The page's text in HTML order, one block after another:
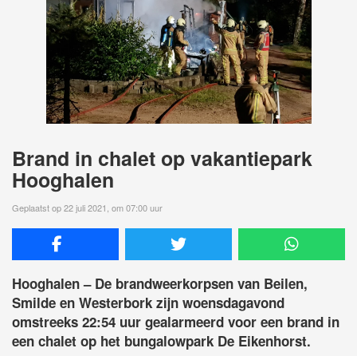
Brand in chalet op vakantiepark
Hooghalen
Geplaatst op 22 juli 2021, om 07:00 uur
Hooghalen – De brandweerkorpsen van Beilen,
Smilde en Westerbork zijn woensdagavond
omstreeks 22:54 uur gealarmeerd voor een brand in
een chalet op het bungalowpark De Eikenhorst.